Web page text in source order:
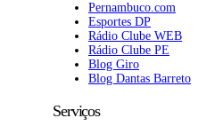
Pernambuco.com
Esportes DP
Rádio Clube WEB
Rádio Clube PE
Blog Giro
Blog Dantas Barreto
Serviços